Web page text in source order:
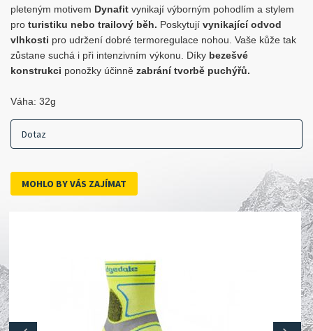
pleteným motivem Dynafit vynikají výborným pohodlím a stylem
pro turistiku nebo trailový běh. Poskytují vynikající odvod
vlhkosti pro udržení dobré termoregulace nohou. Vaše kůže tak
zůstane suchá i při intenzivním výkonu. Díky bezešvé
konstrukci ponožky účinně zabrání tvorbě puchýřů.
Váha: 32g
Dotaz
MOHLO BY VÁS ZAJÍMAT